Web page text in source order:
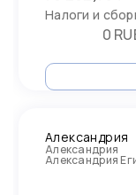
Налоги и
0
Александрия
Александрия
Александрия